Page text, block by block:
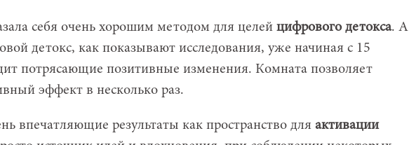
себя очень хорошим методом для целей цифрового детокса. А
детокс, как показывают исследования, уже начиная с 15
потрясающие позитивные изменения. Комната позволяет
эффект в несколько раз.
впечатляющие результаты как пространство для активации